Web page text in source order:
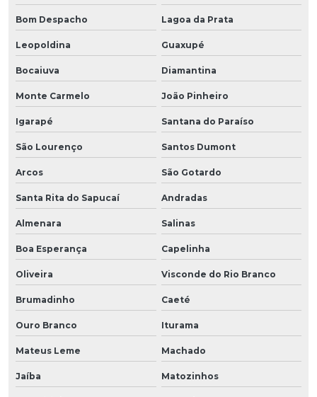
Bom Despacho Lagoa da Prata
Leopoldina Guaxupé
Bocaiuva Diamantina
Monte Carmelo João Pinheiro
Igarapé Santana do Paraíso
São Lourenço Santos Dumont
Arcos São Gotardo
Santa Rita do Sapucaí Andradas
Almenara Salinas
Boa Esperança Capelinha
Oliveira Visconde do Rio Branco
Brumadinho Caeté
Ouro Branco Iturama
Mateus Leme Machado
Jaíba Matozinhos